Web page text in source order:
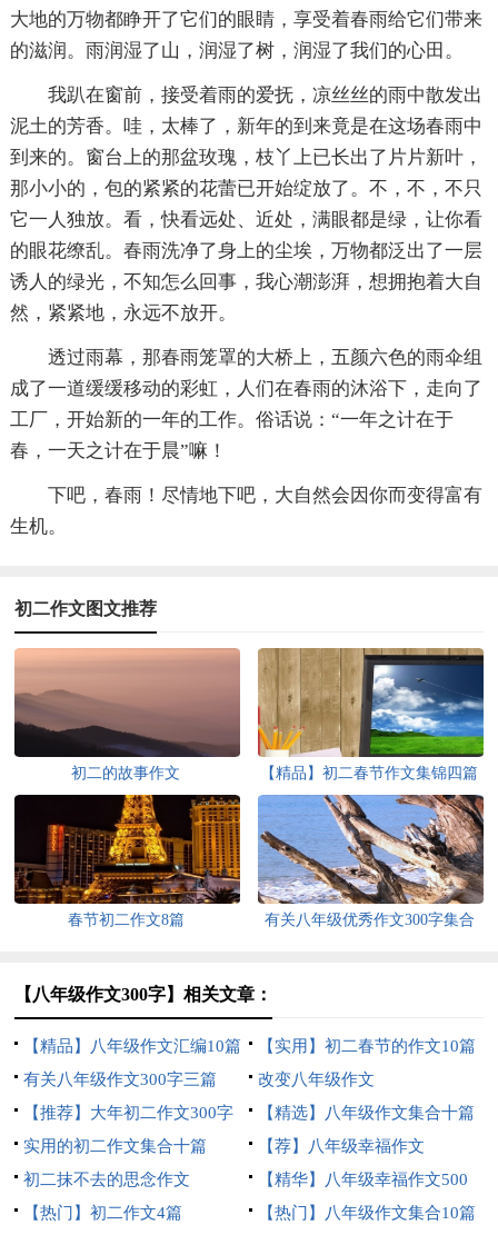
大地的万物都睁开了它们的眼睛，享受着春雨给它们带来
的滋润。雨润湿了山，润湿了树，润湿了我们的心田。
我趴在窗前，接受着雨的爱抚，凉丝丝的雨中散发出
泥土的芳香。哇，太棒了，新年的到来竟是在这场春雨中
到来的。窗台上的那盆玫瑰，枝丫上已长出了片片新叶，
那小小的，包的紧紧的花蕾已开始绽放了。不，不，不只
它一人独放。看，快看远处、近处，满眼都是绿，让你看
的眼花缭乱。春雨洗净了身上的尘埃，万物都泛出了一层
诱人的绿光，不知怎么回事，我心潮澎湃，想拥抱着大自
然，紧紧地，永远不放开。
透过雨幕，那春雨笼罩的大桥上，五颜六色的雨伞组
成了一道缓缓移动的彩虹，人们在春雨的沐浴下，走向了
工厂，开始新的一年的工作。俗话说：“一年之计在于
春，一天之计在于晨”嘛！
下吧，春雨！尽情地下吧，大自然会因你而变得富有
生机。
初二作文图文推荐
初二的故事作文 【精品】初二春节作文集锦四篇
春节初二作文8篇
有关八年级优秀作文300字集合
【八年级作文300字】相关文章：
【精品】八年级作文汇编10篇
【实用】初二春节的作文10篇
有关八年级作文300字三篇
改变八年级作文
【推荐】大年初二作文300字
四篇
【精选】八年级作文集合十篇
实用的初二作文集合十篇
【荐】八年级幸福作文
初二抹不去的思念作文
【精华】八年级幸福作文500
字四篇
【热门】初二作文4篇 【热门】八年级作文集合10篇